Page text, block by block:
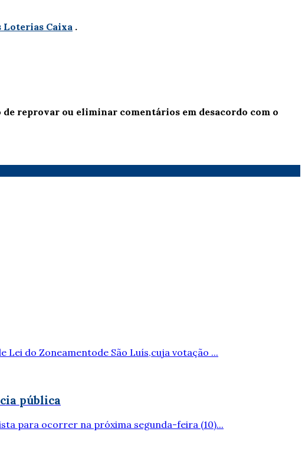
Loterias Caixa .
reprovar ou eliminar comentários em desacordo com o
do Zoneamentode São Luís,cuja votação ...
pública
para ocorrer na próxima segunda-feira (10)...